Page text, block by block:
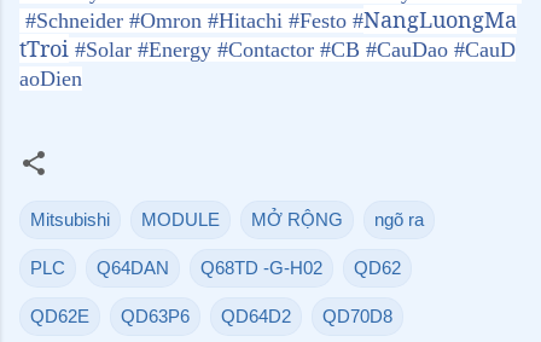
#Schneider #Omron #Hitachi #Festo #NangLuongMa
tTroi #Solar #Energy #Contactor #CB #CauDao #CauD
aoDien
Mitsubishi MODULE MỞ RỘNG ngõ ra
PLC Q64DAN Q68TD -G-H02 QD62
QD62E QD63P6 QD64D2 QD70D8